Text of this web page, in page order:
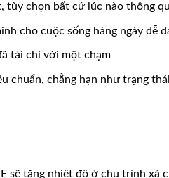
chọn bất cứ lúc nào thông
cho cuộc sống hàng ngày dễ
tải chỉ với một chạm
chuẩn, chẳng hạn như trạng
sẽ tăng nhiệt độ ở chu trình xả